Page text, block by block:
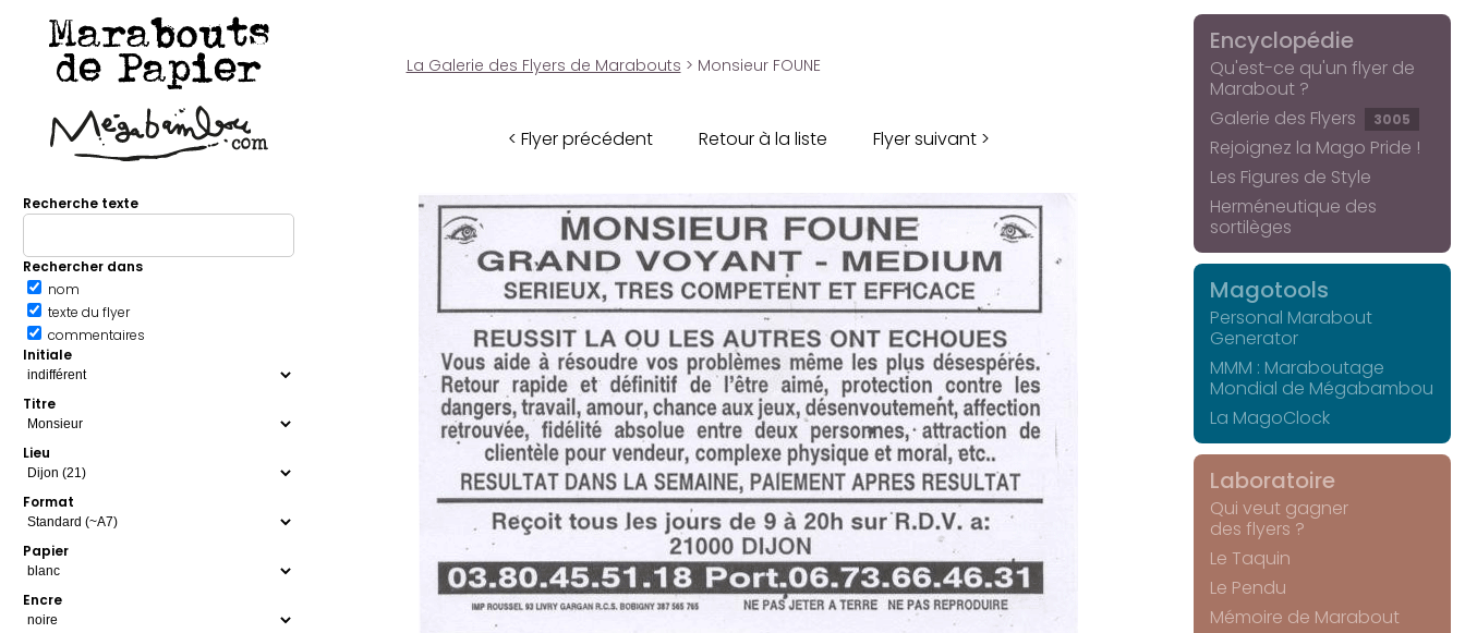
Marabouts
de Papier
Recherche texte
Rechercher dans
nom
texte du flyer
commentaires
Initiale
Titre
Lieu
Format
Papier
Encre
La Galerie des Flyers de Marabouts > Monsieur FOUNE
< Flyer précédent Retour à la liste Flyer suivant >
Encyclopédie
Qu'est-ce qu'un flyer de
Marabout ?
Galerie des Flyers
3005
Rejoignez la Mago Pride !
Les Figures de Style
Herméneutique des
sortilèges
Magotools
Personal Marabout
Generator
MMM : Maraboutage
Mondial de Mégabambou
La MagoClock
Laboratoire
Qui veut gagner
des flyers ?
Le Taquin
Le Pendu
Mémoire de Marabout